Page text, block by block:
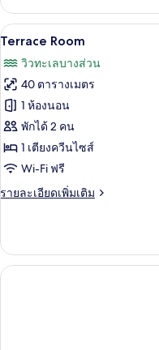
เกี่ยว
กับ
Ocean
เปิด
ภาพถ่าย
ทั้งหมด
ของ
Terrace
Room
4
Terrace Room
วิวทะเลบางส่วน
40 ตารางเมตร
1 ห้องนอน
พักได้ 2 คน
1 เตียงควีนไซส์
Wi-Fi ฟรี
รายละเอียดเพิ่มเติม
ราย
เกี่ยว
กับ
Terrace